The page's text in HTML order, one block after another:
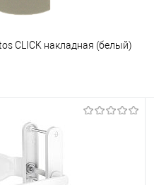
CLICK накладная (белый)
В корзину